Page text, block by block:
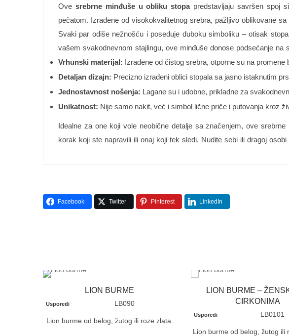
Ove srebrne minđuše u obliku stopapredstavljaju savršen spoj
pečatom. Izrađene od visokokvalitetnog srebra, pažljivo oblikovane
Svaki par odiše nežnošću i poseduje duboku simboliku – otisak
vašem svakodnevnom stajlingu, ove minđuše donose podsećanje na
Vrhunski materijal: Izrađene od čistog srebra, otporne su na promene
Detaljan dizajn: Precizno izrađeni oblici stopala sa jasno istaknutim
Jednostavnost nošenja: Lagane su i udobne, prikladne za
Unikatnost: Nije samo nakit, već i simbol lične priče i putovanja kroz
Idealne za one koji vole neobične detalje sa značenjem, ove
korak koji ste napravili ili onaj koji tek sledi. Nudite sebi ili dragoj
Facebook Twitter Pinterest LinkedIn
LION BURME
Usporedi LB090
Lion burme od belog, žutog ili roze zlata.
LION BURME –
CIRKONIMA
Usporedi LB0101
Lion burme od belog, žutog ili